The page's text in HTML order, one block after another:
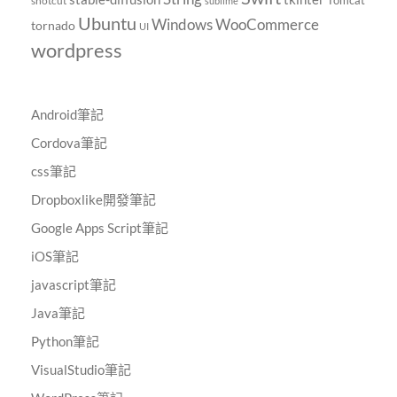
tornado Ubuntu UI WindowsWooCommerce
wordpress
Android筆記
Cordova筆記
css筆記
Dropboxlike開發筆記
Google Apps Script筆記
iOS筆記
javascript筆記
Java筆記
Python筆記
VisualStudio筆記